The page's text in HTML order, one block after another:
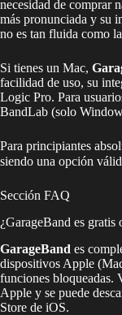
necesidad de comprar
más pronunciada y su
no es tan fluida como
Si tienes un Mac,
facilidad de uso, su
Logic Pro. Para
BandLab (solo
Para principiantes
siendo una opción
Sección FAQ
¿GarageBand es gratis
GarageBand es
dispositivos Apple
funciones bloqueadas.
Apple y se puede
Store de iOS.